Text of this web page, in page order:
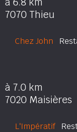
7070 Thieu
Chez John
à 7.0 km
7020 Maisières
L'Impératif